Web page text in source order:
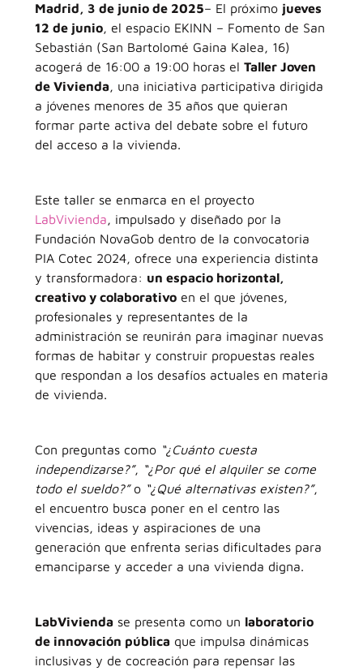
Madrid, 3 de junio de 2025– El próximo jueves
12 de junio, el espacio EKINN – Fomento de San
Sebastián (San Bartolomé Gaina Kalea, 16)
acogerá de 16:00 a 19:00 horas el Taller Joven
de Vivienda, una iniciativa participativa dirigida
a jóvenes menores de 35 años que quieran
formar parte activa del debate sobre el futuro
del acceso a la vivienda.
Este taller se enmarca en el proyecto
LabVivienda, impulsado y diseñado por la
Fundación NovaGob dentro de la convocatoria
PIA Cotec 2024, ofrece una experiencia distinta
y transformadora: un espacio horizontal,
creativo y colaborativoen el que jóvenes,
profesionales y representantes de la
administración se reunirán para imaginar nuevas
formas de habitar y construir propuestas reales
que respondan a los desafíos actuales en materia
de vivienda.
Con preguntas como “¿Cuánto cuesta
independizarse?”, “¿Por qué el alquiler se come
todo el sueldo?”o “¿Qué alternativas existen?”,
el encuentro busca poner en el centro las
vivencias, ideas y aspiraciones de una
generación que enfrenta serias dificultades para
emanciparse y acceder a una vivienda digna.
LabVivienda se presenta como un laboratorio
de innovación pública que impulsa dinámicas
inclusivas y de cocreación para repensar las